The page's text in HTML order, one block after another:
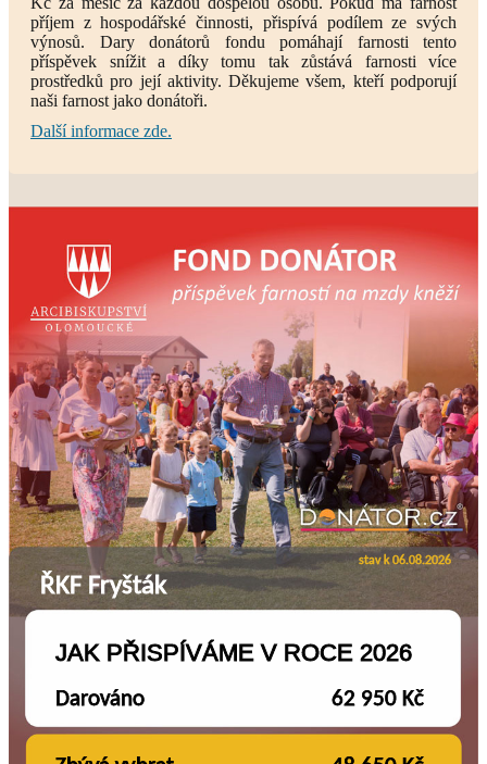
příjem z hospodářské činnosti, přispívá podílem ze svých
výnosů. Dary donátorů fondu pomáhají farnosti tento
příspěvek snížit a díky tomu tak zůstává farnosti více
prostředků pro její aktivity. Děkujeme všem, kteří podporují
naši farnost jako donátoři.
Další informace zde.